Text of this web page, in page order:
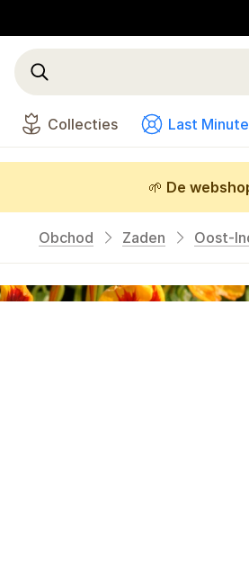
Collecties Last Minute
🌱 De
Obchod Zaden Oost-